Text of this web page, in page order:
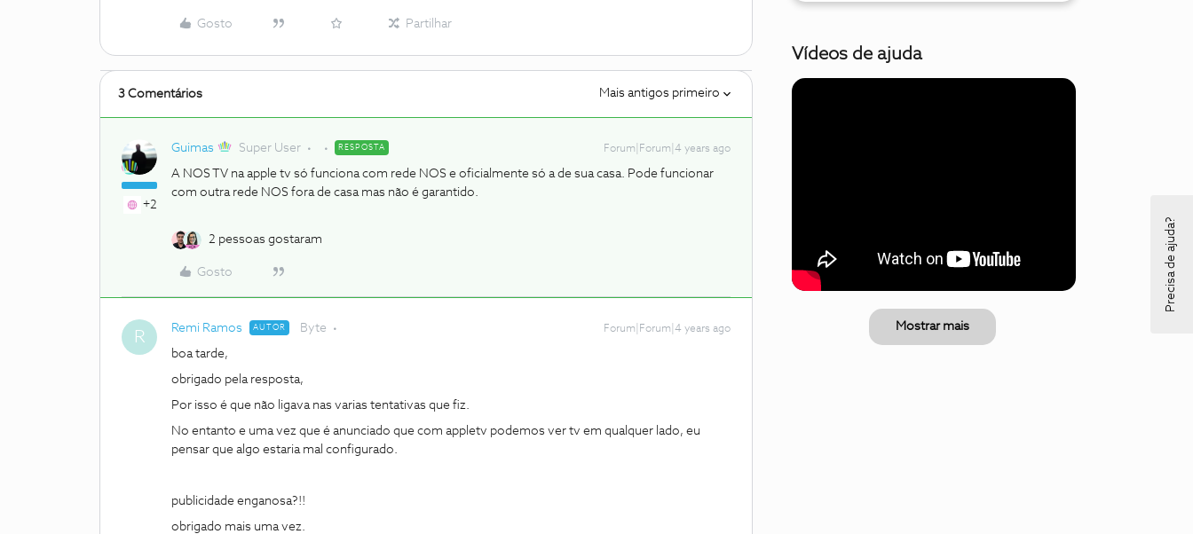
Gosto Partilhar
3 Comentários Mais antigos primeiro
+2
Guimas Super User RESPOSTA Forum|Forum|4 years ago
A NOS TV na apple tv só funciona com rede NOS e oficialmente só a de sua casa. Pode funcionar
com outra rede NOS fora de casa mas não é garantido.
2 pessoas gostaram
Gosto
R Remi Ramos AUTOR Byte Forum|Forum|4 years ago
boa tarde,
obrigado pela resposta,
Por isso é que não ligava nas varias tentativas que fiz.
No entanto e uma vez que é anunciado que com appletv podemos ver tv em qualquer lado, eu
pensar que algo estaria mal configurado.
publicidade enganosa?!!
obrigado mais uma vez.
Vídeos de ajuda
Mostrar mais
Precisa de ajuda?